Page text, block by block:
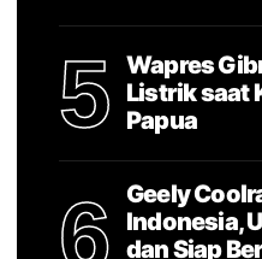
5
Wapres
Listrik saat
Papua
6
Geely
Indonesia,
dan Siap